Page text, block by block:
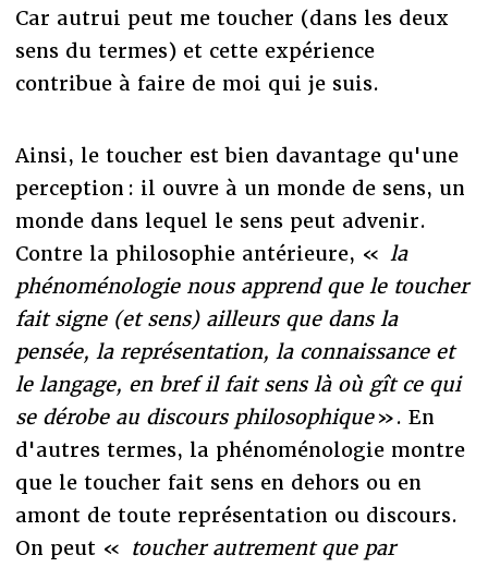
Car autrui peut me toucher (dans les deux
sens du termes) et cette expérience
contribue à faire de moi qui je suis.
Ainsi, le toucher est bien davantage qu'une
perception : il ouvre à un monde de sens, un
monde dans lequel le sens peut advenir.
Contre la philosophie antérieure, « la
phénoménologie nous apprend que le toucher
fait signe (et sens) ailleurs que dans la
pensée, la représentation, la connaissance et
le langage, en bref il fait sens là où gît ce qui
se dérobe au discours philosophique». En
d'autres termes, la phénoménologie montre
que le toucher fait sens en dehors ou en
amont de toute représentation ou discours.
On peut « toucher autrement que par